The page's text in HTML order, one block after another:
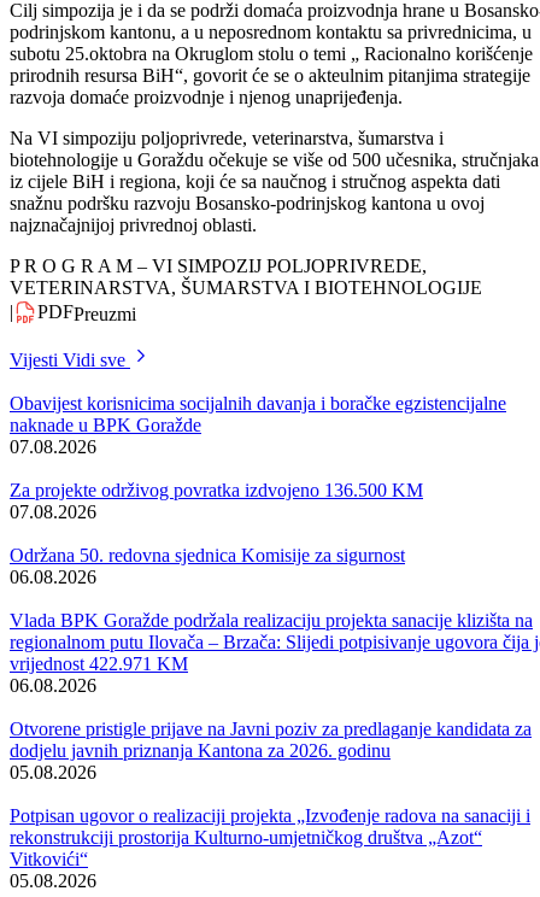
– Naš cilj je da sve naše prednosti i potencijale, uz pomoć Vlade
perspektive i pozicije našeg kantona, te da Goraždu vratimo status
regionalnog centra ovog dijela Bosne i Hercegovine.
plemenitog cilja i što ćemo zahvaljujući vama, uz razgovore sa
goraždanskim privrednicima i biznismenima, nadam se, doći do
odgovora kako na što racionalniji način iskoristiti prirodne resurse
Bosansko-podrinjskog kantona, na zadovoljstvo i sreću svih njegovih